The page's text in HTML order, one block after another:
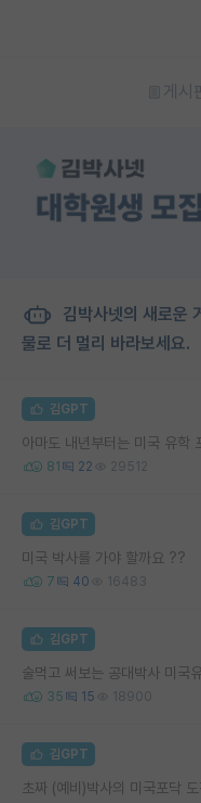
게시
김박사넷의 새로운
물로 더 멀리 바라보세요.
김GPT
아마도 내년부터는 미국 유학
81 22 29512
김GPT
미국 박사를 가야 할까요 ??
7 40 16483
김GPT
술먹고 써보는 공대박사 미국
35 15 18900
김GPT
초짜 (예비)박사의 미국포닥 도